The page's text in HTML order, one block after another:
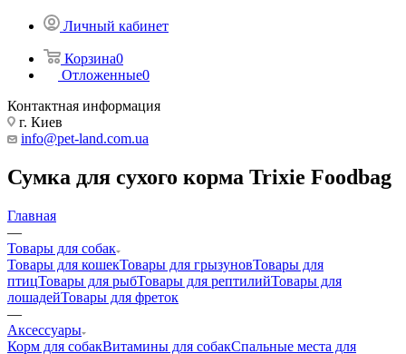
Личный кабинет
Корзина0
Отложенные0
Контактная информация
г. Киев
info@pet-land.com.ua
Сумка для сухого корма Trixie Foodbag
Главная
—
Товары для собак
Товары для кошекТовары для грызуновТовары для
птицТовары для рыбТовары для рептилийТовары для
лошадейТовары для фреток
—
Аксессуары
Корм для собакВитамины для собакСпальные места для